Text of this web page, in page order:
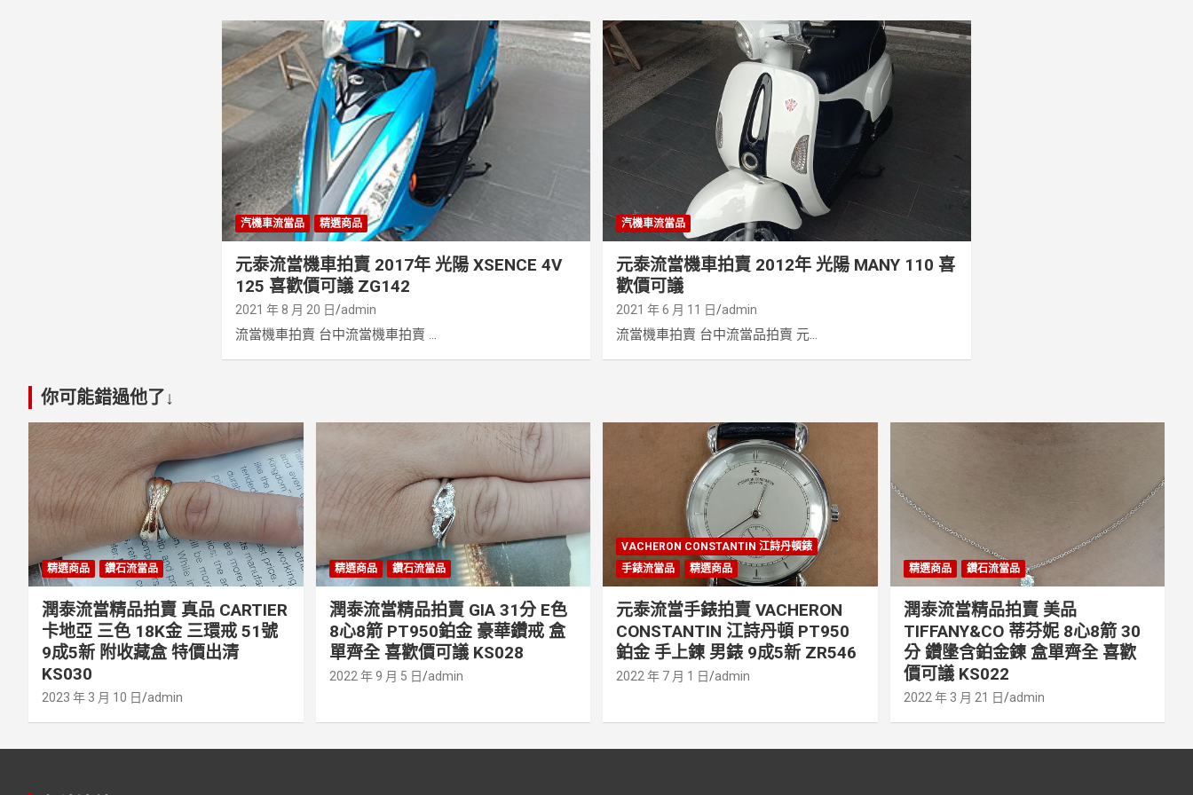
汽機車流當品 精選商品
元泰流當機車拍賣 2017年 光陽 XSENCE 4V
125 喜歡價可議 ZG142
2021 年 8 月 20 日 admin
流當機車拍賣 台中流當機車拍賣 ...
汽機車流當品
元泰流當機車拍賣 2012年 光陽 MANY 110 喜
歡價可議
2021 年 6 月 11 日 admin
流當機車拍賣 台中流當品拍賣 元...
你可能錯過他了↓
精選商品 鑽石流當品
潤泰流當精品拍賣 真品 CARTIER
卡地亞 三色 18K金 三環戒 51號
9成5新 附收藏盒 特價出清
KS030
2023 年 3 月 10 日 admin
精選商品 鑽石流當品
潤泰流當精品拍賣 GIA 31分 E色
8心8箭 PT950鉑金 豪華鑽戒 盒
單齊全 喜歡價可議 KS028
2022 年 9 月 5 日 admin
VACHERON CONSTANTIN 江詩丹頓錶
手錶流當品
精選商品
元泰流當手錶拍賣 VACHERON
CONSTANTIN 江詩丹頓 PT950
鉑金 手上鍊 男錶 9成5新 ZR546
2022 年 7 月 1 日 admin
精選商品 鑽石流當品
潤泰流當精品拍賣 美品
TIFFANY&CO 蒂芬妮 8心8箭 30
分 鑽墬含鉑金鍊 盒單齊全 喜歡
價可議 KS022
2022 年 3 月 21 日 admin